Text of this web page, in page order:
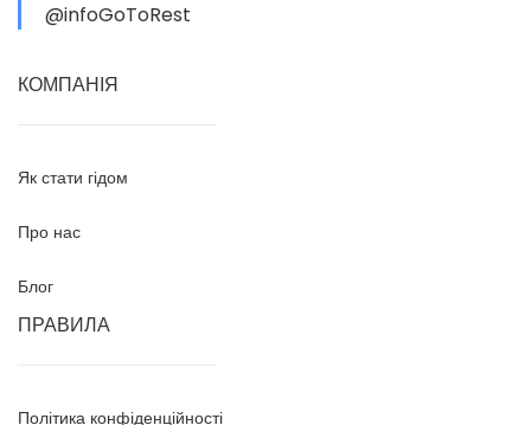
@infoGoToRest
КОМПАНІЯ
Як стати гідом
Про нас
Блог
ПРАВИЛА
Політика конфіденційності